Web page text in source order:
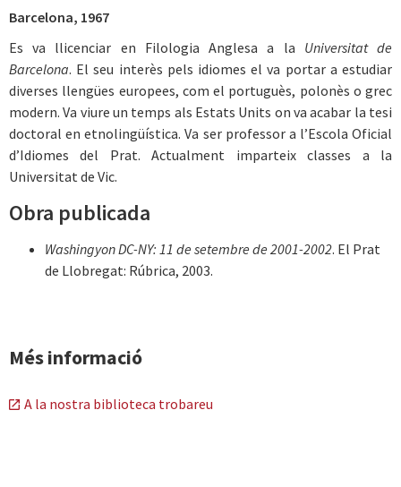
Barcelona, 1967
Es va llicenciar en Filologia Anglesa a la Universitat de
Barcelona. El seu interès pels idiomes el va portar a estudiar
diverses llengües europees, com el portuguès, polonès o grec
modern. Va viure un temps als Estats Units on va acabar la tesi
doctoral en etnolingüística. Va ser professor a l’Escola Oficial
d’Idiomes del Prat. Actualment imparteix classes a la
Universitat de Vic.
Obra publicada
Washingyon DC-NY: 11 de setembre de 2001-2002. El Prat
de Llobregat: Rúbrica, 2003.
Més informació
A la nostra biblioteca trobareu